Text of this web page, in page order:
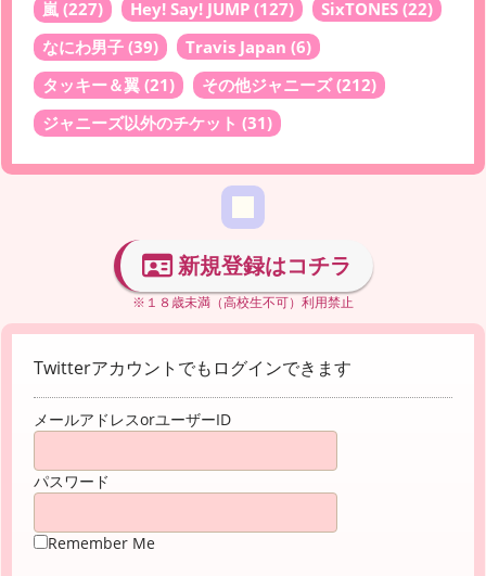
嵐 (227) Hey! Say! JUMP (127) SixTONES (22)
なにわ男子 (39) Travis Japan (6)
タッキー＆翼 (21) その他ジャニーズ(212)
ジャニーズ以外のチケット (31)
新規登録はコチラ
※１８歳未満（高校生不可）利用禁止
Twitterアカウントでもログインできます
メールアドレスorユーザーID
パスワード
Remember Me